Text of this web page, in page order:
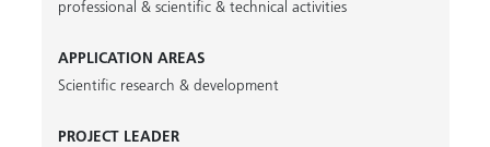
professional & scientific & technical activities
APPLICATION AREAS
Scientific research & development
PROJECT LEADER